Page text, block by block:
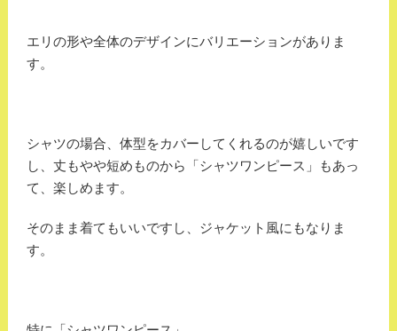
エリの形や全体のデザインにバリエーションがありま
す。
シャツの場合、体型をカバーしてくれるのが嬉しいです
し、丈もやや短めものから「シャツワンピース」もあっ
て、楽しめます。
そのまま着てもいいですし、ジャケット風にもなりま
す。